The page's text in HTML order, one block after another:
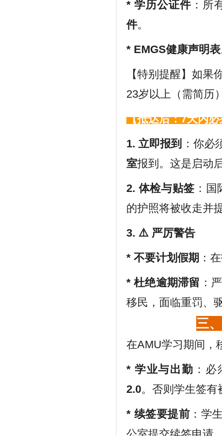
* 学历公证件：所
件。
* EMGS健康声明表
【特别提醒】如
23岁以上（需简历
【抵达后：7天内
1.立即报到 ：你必
室报到。这是启动
2. 体检与贴签 ：
的护照将被收走并
3. ⚠️ 严厉警告
* 不要计划假期 ：
*杜绝逾期滞留 ：
移民，面临重罚、
三
在AMU学习期间，
* 学业与出勤 ：
2.0。否则学生签有
* 续签要提前 ：学